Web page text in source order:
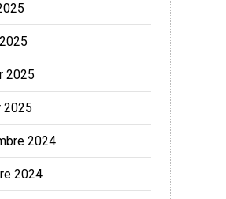
2025
2025
2024
2024